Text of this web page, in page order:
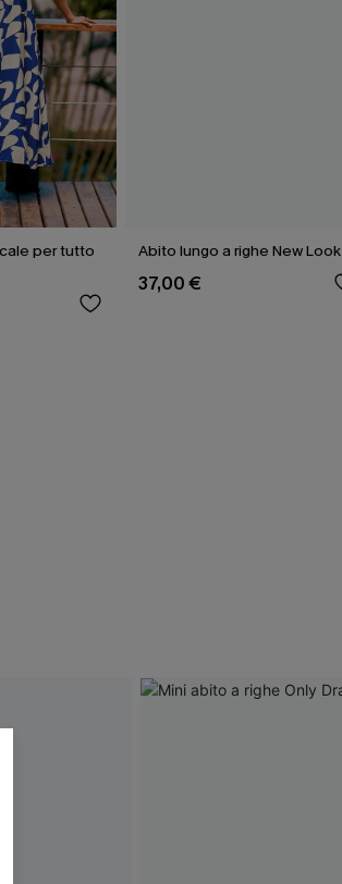
per tutto
Abito lungo a righe New Look
37,00 €
O PIÙ ARTICOLI